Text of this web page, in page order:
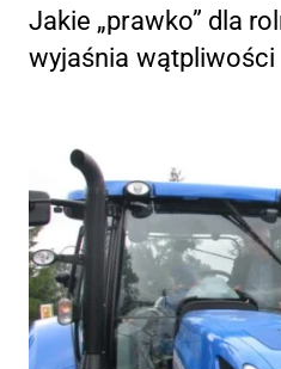
Jakie „prawko” dla
wyjaśnia wątpliwości